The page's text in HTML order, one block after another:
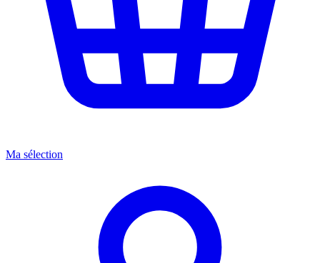
Ma sélection